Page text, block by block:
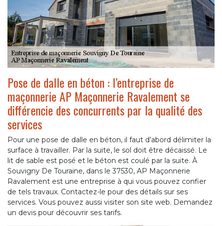
Pose de dalle en béton : l’entreprise de
maçonnerie AP Maçonnerie Ravalement se
différencie des concurrents par la qualité des
services
Pour une pose de dalle en béton, il faut d’abord délimiter la
surface à travailler. Par la suite, le sol doit être décaissé. Le
lit de sable est posé et le béton est coulé par la suite. À
Souvigny De Touraine, dans le 37530, AP Maçonnerie
Ravalement est une entreprise à qui vous pouvez confier
de tels travaux. Contactez-le pour des détails sur ses
services. Vous pouvez aussi visiter son site web. Demandez
un devis pour découvrir ses tarifs.